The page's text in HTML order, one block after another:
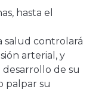
hasta el
salud controlará
arterial, y
de su
palpar su